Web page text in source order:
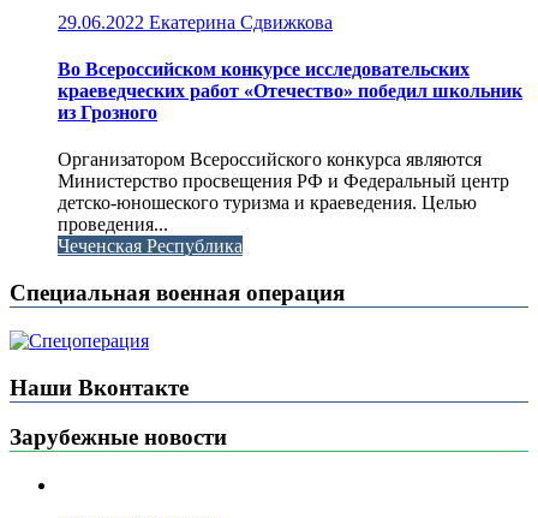
29.06.2022 Екатерина Сдвижкова
Во Всероссийском конкурсе исследовательских
краеведческих работ «Отечество» победил школьник
из Грозного
Организатором Всероссийского конкурса являются
Министерство просвещения РФ и Федеральный центр
детско-юношеского туризма и краеведения. Целью
проведения...
Чеченская Республика
Специальная военная операция
Наши Вконтакте
Зарубежные новости